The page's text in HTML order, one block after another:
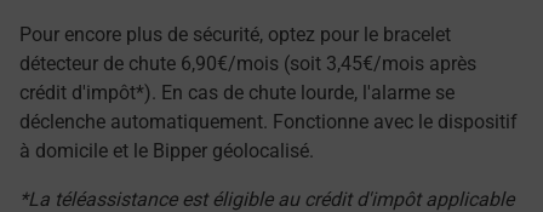
Pour encore plus de sécurité, optez pour le bracelet
détecteur de chute 6,90€/mois (soit 3,45€/mois après
crédit d'impôt*). En cas de chute lourde, l'alarme se
déclenche automatiquement. Fonctionne avec le dispositif
à domicile et le Bipper géolocalisé.
*La téléassistance est éligible au crédit d'impôt applicable